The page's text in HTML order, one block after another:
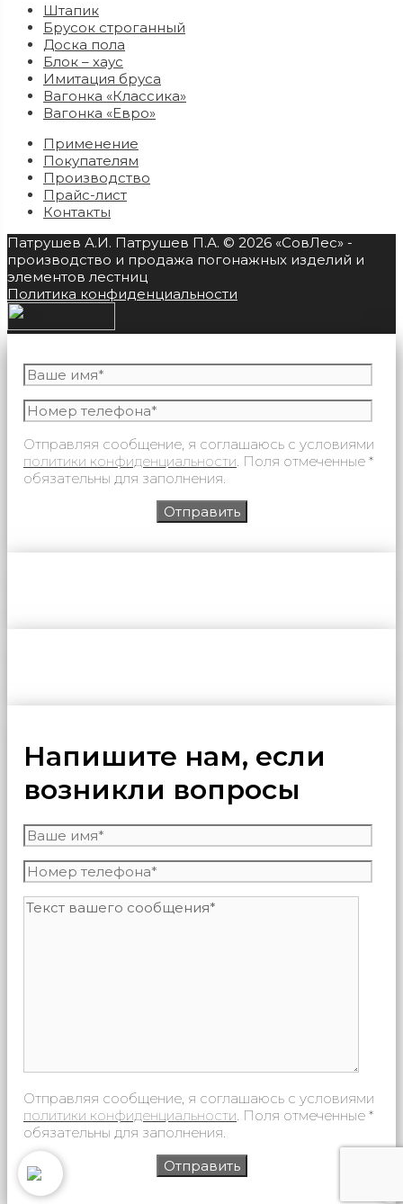
Штапик
Брусок строганный
Доска пола
Блок – хаус
Имитация бруса
Вагонка «Классика»
Вагонка «Евро»
Применение
Покупателям
Производство
Прайс-лист
Контакты
Патрушев А.И. Патрушев П.А. © 2026 «СовЛес» -
производство и продажа погонажных изделий и
элементов лестниц
Политика конфиденциальности
Отправляя сообщение, я соглашаюсь с условиями
политики конфиденциальности. Поля отмеченные *
обязательны для заполнения.
Напишите нам, если
возникли вопросы
Отправляя сообщение, я соглашаюсь с условиями
политики конфиденциальности. Поля отмеченные *
обязательны для заполнения.